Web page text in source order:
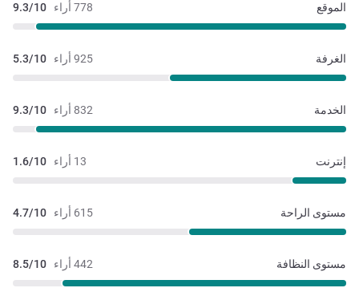
778 أراء 9.3/10 الموقع
925 أراء 5.3/10 الغرفة
832 أراء 9.3/10 الخدمة
13 أراء 1.6/10 إنترنت
615 أراء 4.7/10 مستوى الراحة
442 أراء 8.5/10 مستوى النظافة